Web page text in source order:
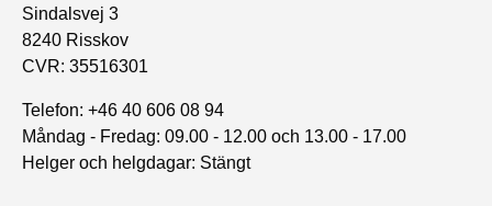
Sindalsvej 3
8240 Risskov
CVR: 35516301
Telefon: +46 40 606 08 94
Måndag - Fredag: 09.00 - 12.00 och 13.00 - 17.00
Helger och helgdagar: Stängt